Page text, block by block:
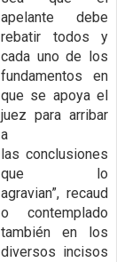
apelante debe
rebatir todos y
cada uno de los
fundamentos en
que se apoya el
juez para arribar
a
las conclusiones
que lo
agravian”, recaud
o contemplado
también en los
diversos incisos